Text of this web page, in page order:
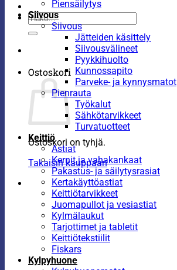
Etsi:
Ostoskori
Ostoskori on tyhjä.
Takaisin kauppaan
Piensäilytys
Siivous
Siivous
Jätteiden käsittely
Siivousvälineet
Pyykkihuolto
Kunnossapito
Parveke- ja kynnysmatot
Pienrauta
Työkalut
Sähkötarvikkeet
Turvatuotteet
Keittiö
Astiat
Kernit ja vahakankaat
Pakastus- ja säilytysrasiat
Kertakäyttöastiat
Keittiötarvikkeet
Juomapullot ja vesiastiat
Kylmälaukut
Tarjottimet ja tabletit
Keittiötekstiilit
Fiskars
Kylpyhuone